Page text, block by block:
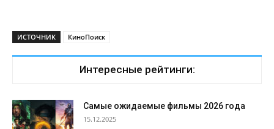
ИСТОЧНИК КиноПоиск
Интересные рейтинги:
Самые ожидаемые фильмы 2026 года
15.12.2025